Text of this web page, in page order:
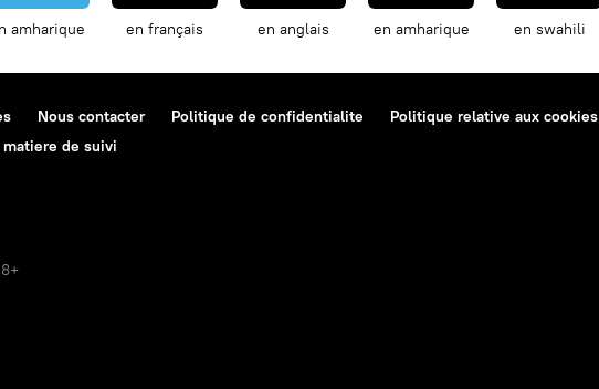
amharique en français en anglais en amharique en swahili
Nous contacter Politique de confidentialite Politique relative aux cookies
de suivi